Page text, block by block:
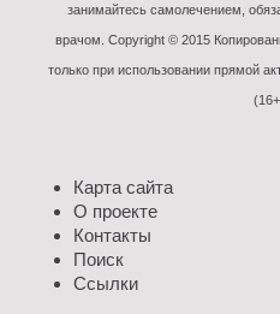
занимайтесь самолечением,
врачом. Copyright © 2015
только при использовании прямой
Карта сайта
О проекте
Контакты
Поиск
Ссылки